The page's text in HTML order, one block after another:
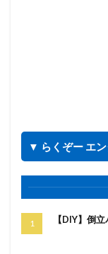
▼ らくぞー エン
【DIY】倒